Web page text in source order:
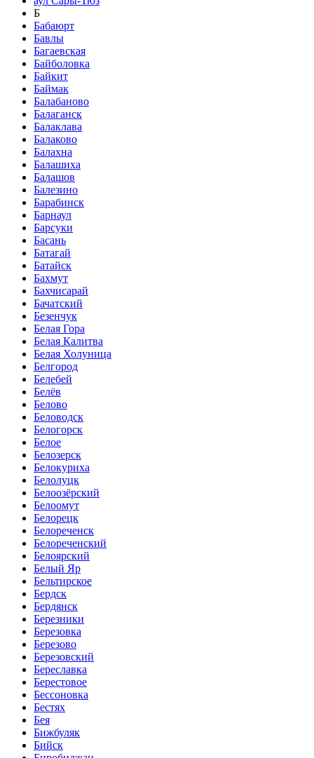
Б
Бабаюрт
Бавлы
Багаевская
Байболовка
Байкит
Баймак
Балабаново
Балаганск
Балаклава
Балаково
Балахна
Балашиха
Балашов
Балезино
Барабинск
Барнаул
Барсуки
Басань
Батагай
Батайск
Бахмут
Бахчисарай
Бачатский
Безенчук
Белая Гора
Белая Калитва
Белая Холуница
Белгород
Белебей
Белёв
Белово
Беловодск
Белогорск
Белое
Белозерск
Белокуриха
Белолуцк
Белоозёрский
Белоомут
Белорецк
Белореченск
Белореченский
Белоярский
Белый Яр
Бельтирское
Бердск
Бердянск
Березники
Березовка
Березово
Березовский
Береславка
Берестовое
Бессоновка
Бестях
Бея
Бижбуляк
Бийск